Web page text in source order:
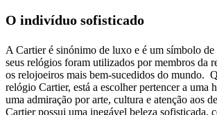
O indivíduo sofisticado
A Cartier é sinónimo de luxo e é um símbolo
seus relógios foram utilizados por membros da
os relojoeiros mais bem-sucedidos do mundo.
relógio Cartier, está a escolher pertencer a uma
uma admiração por arte, cultura e atenção aos
Cartier possui uma inegável beleza sofisticada,